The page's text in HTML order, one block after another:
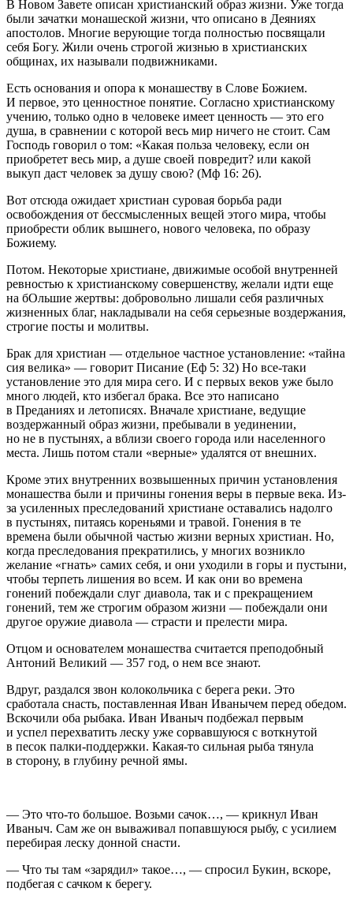
В Новом Завете описан христианский образ жизни. Уже тогда
были зачатки монашеской жизни, что описано в Деяниях
апостолов. Многие верующие тогда полностью посвящали
себя Богу. Жили очень строгой жизнью в христианских
общинах, их называли подвижниками.
Есть основания и опора к монашеству в Слове Божием.
И первое, это ценностное понятие. Согласно христианскому
учению, только одно в человеке имеет ценность — это его
душа, в сравнении с которой весь мир ничего не стоит. Сам
Господь говорил о том: «Какая польза человеку, если он
приобретет весь мир, а душе своей повредит? или какой
выкуп даст человек за душу свою? (Мф 16: 26).
Вот отсюда ожидает христиан суровая борьба ради
освобождения от бессмысленных вещей этого мира, чтобы
приобрести облик вышнего, нового человека, по образу
Божиему.
Потом. Некоторые христиане, движимые особой внутренней
ревностью к христианскому совершенству, желали идти еще
на бОльшие жертвы: добровольно лишали себя различных
жизненных благ, накладывали на себя серьезные воздержания,
строгие посты и молитвы.
Брак для христиан — отдельное частное установление: «тайна
сия велика» — говорит Писание (Еф 5: 32) Но все-таки
установление это для мира сего. И с первых веков уже было
много людей, кто избегал брака. Все это написано
в Преданиях и летописях. Вначале христиане, ведущие
воздержанный образ жизни, пребывали в уединении,
но не в пустынях, а вблизи своего города или населенного
места. Лишь потом стали «верные» удалятся от внешних.
Кроме этих внутренних возвышенных причин установления
монашества были и причины гонения веры в первые века. Из-
за усиленных преследований христиане оставались надолго
в пустынях, питаясь кореньями и травой. Гонения в те
времена были обычной частью жизни верных христиан. Но,
когда преследования прекратились, у многих возникло
желание «гнать» самих себя, и они уходили в горы и пустыни,
чтобы терпеть лишения во всем. И как они во времена
гонений побеждали слуг диавола, так и с прекращением
гонений, тем же строгим образом жизни — побеждали они
другое оружие диавола — страсти и прелести мира.
Отцом и основателем монашества считается преподобный
Антоний Великий — 357 год, о нем все знают.
Вдруг, раздался звон колокольчика с берега реки. Это
сработала снасть, поставленная Иван Иванычем перед обедом.
Вскочили оба рыбака. Иван Иваныч подбежал первым
и успел перехватить леску уже сорвавшуюся с воткнутой
в песок палки-поддержки. Какая-то сильная рыба тянула
в сторону, в глубину речной ямы.
— Это что-то большое. Возьми сачок…, — крикнул Иван
Иваныч. Сам же он вываживал попавшуюся рыбу, с усилием
перебирая леску донной снасти.
— Что ты там «зарядил» такое…, — спросил Букин, вскоре,
подбегая с сачком к берегу.